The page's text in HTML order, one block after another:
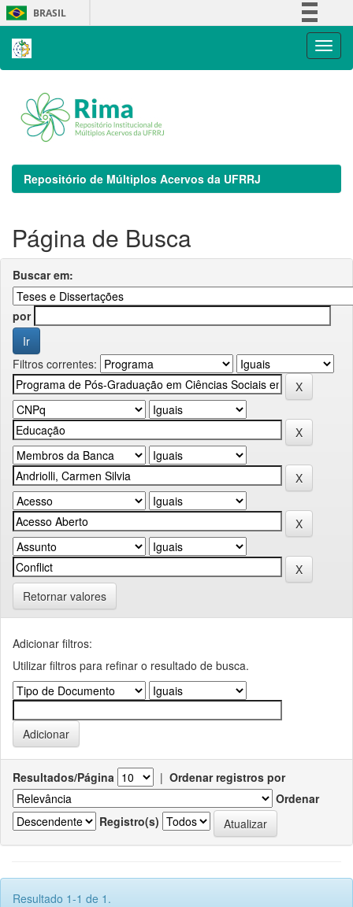
Skip
navigation
BRASIL
Repositório de Múltiplos Acervos da UFRRJ
Página de Busca
Buscar em:
por
Filtros correntes:
Retornar valores
Adicionar filtros:
Utilizar filtros para refinar o resultado de busca.
Resultados/Página | Ordenar registros por
Ordenar
Registro(s)
Resultado 1-1 de 1.